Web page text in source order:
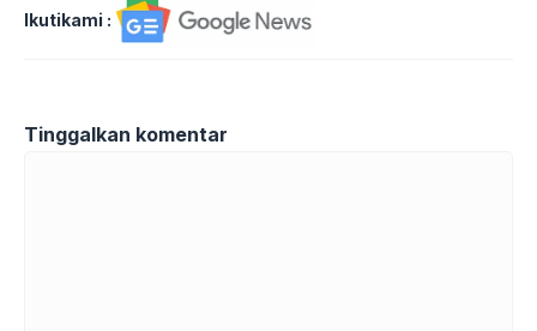
Ikutikami :
Tinggalkan komentar